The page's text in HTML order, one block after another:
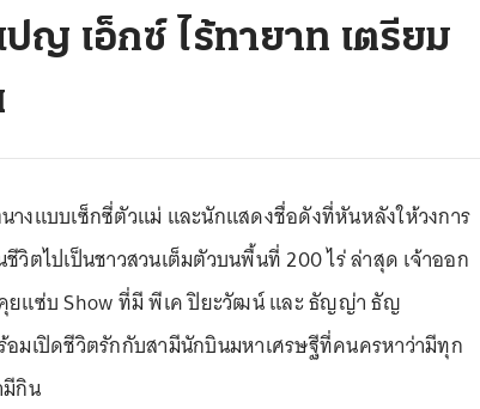
ญ เอ็กซ์ ไร้ทายาท เตรียม
างแบบเซ็กซี่ตัวแม่ และนักแสดงชื่อดังที่หันหลังให้วงการ
วิตไปเป็นชาวสวนเต็มตัวบนพื้นที่ 200 ไร่ ล่าสุด เจ้าออก
คุยแซ่บ Show ที่มี พีเค ปิยะวัฒน์ และ ธัญญ่า ธัญ
มเปิดชีวิตรักกับสามีนักบินมหาเศรษฐีที่คนครหาว่ามีทุก
มีกิน